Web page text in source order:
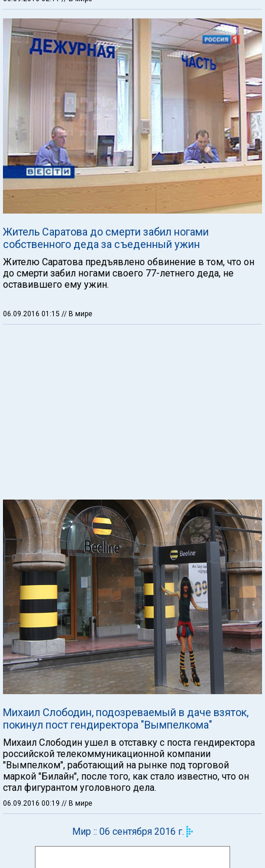
Житель Саратова до смерти забил ногами
собственного деда за съеденный ужин
Жителю Саратова предъявлено обвинение в том, что он
до смерти забил ногами своего 77-летнего деда, не
оставившего ему ужин.
06.09.2016 01:15 // В мире
Михаил Слободин, подозреваемый в даче взяток,
покинул пост гендиректора "Вымпелкома"
Михаил Слободин ушел в отставку с поста гендиректора
российской телекоммуникационной компании
"Вымпелком", работающий на рынке под торговой
маркой "Билайн", после того, как стало известно, что он
стал фигурантом уголовного дела.
06.09.2016 00:19 // В мире
Мир :: 06 сентября 2016 г.